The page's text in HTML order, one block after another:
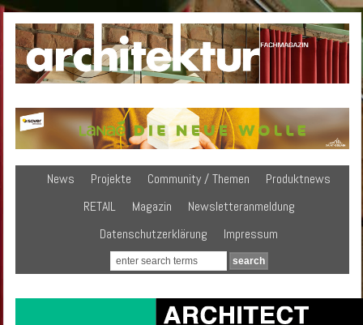
News Projekte Community / Themen
Produktnews
RETAIL
Magazin
Newsletteranmeldung
Datenschutzerklärung
Impressum